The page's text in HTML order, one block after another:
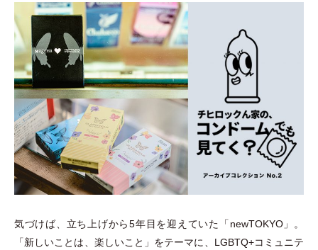
気づけば、立ち上げから5年目を迎えていた 「 newTOKYO」
。
「新しいことは、楽しいこと 」 をテーマに、LGBTQ+コミュニテ